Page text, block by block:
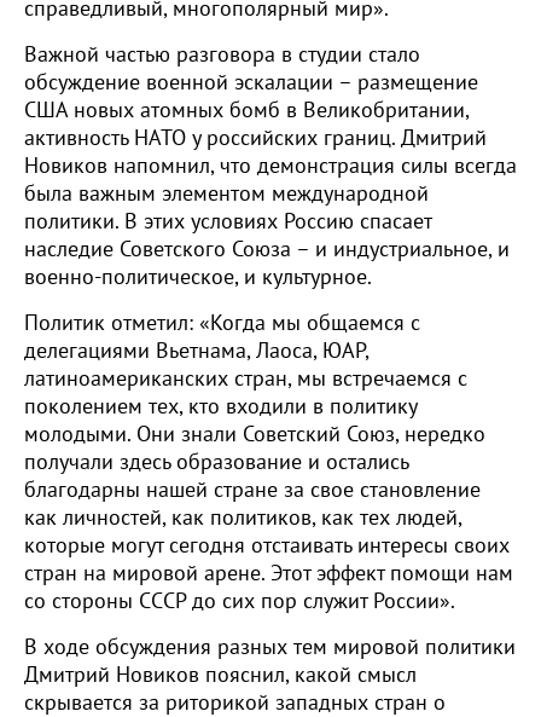
справедливый, многополярный мир».
Важной частью разговора в студии стало
обсуждение военной эскалации – размещение
США новых атомных бомб в Великобритании,
активность НАТО у российских границ. Дмитрий
Новиков напомнил, что демонстрация силы всегда
была важным элементом международной
политики. В этих условиях Россию спасает
наследие Советского Союза – и индустриальное, и
военно-политическое, и культурное.
Политик отметил: «Когда мы общаемся с
делегациями Вьетнама, Лаоса, ЮАР,
латиноамериканских стран, мы встречаемся с
поколением тех, кто входили в политику
молодыми. Они знали Советский Союз, нередко
получали здесь образование и остались
благодарны нашей стране за свое становление
как личностей, как политиков, как тех людей,
которые могут сегодня отстаивать интересы своих
стран на мировой арене. Этот эффект помощи нам
со стороны СССР до сих пор служит России».
В ходе обсуждения разных тем мировой политики
Дмитрий Новиков пояснил, какой смысл
скрывается за риторикой западных стран о